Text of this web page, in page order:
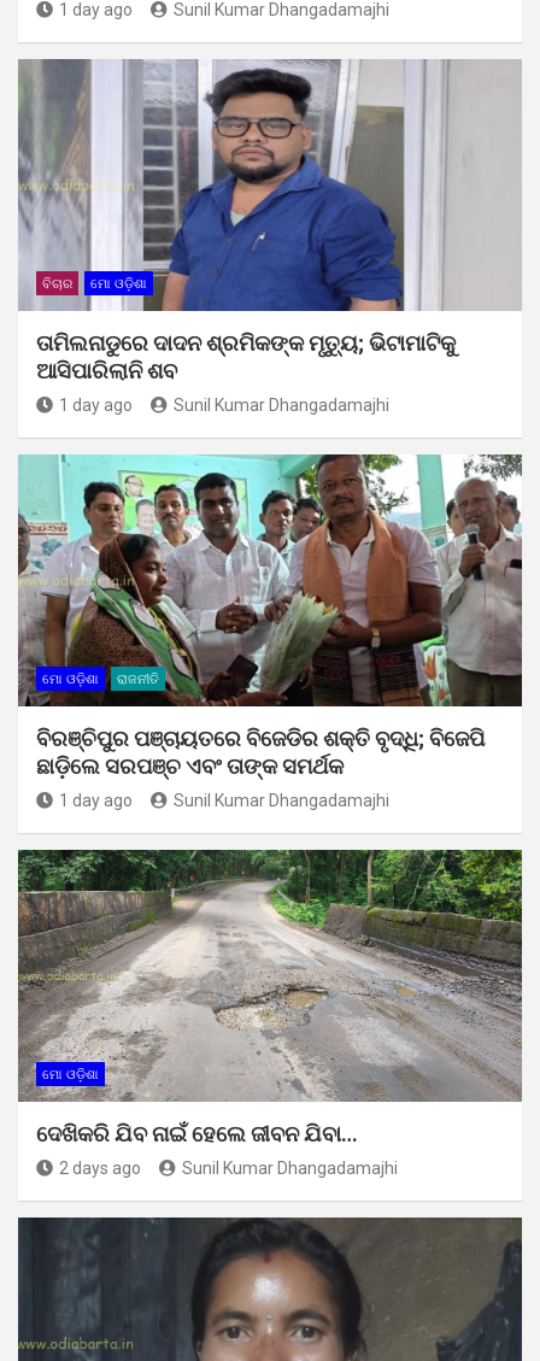
1 day ago Sunil Kumar Dhangadamajhi
ବିଚାର ମୋ ଓଡ଼ିଶା
ତାମିଲନାଡୁରେ ଦାଦନ ଶ୍ରମିକଙ୍କ ମୃତ୍ୟୁ; ଭିଟାମାଟିକୁ
ଆସିପାରିଲାନି ଶବ
1 day ago Sunil Kumar Dhangadamajhi
ମୋ ଓଡ଼ିଶା ରାଜନୀତି
ବିରଞ୍ଚିପୁର ପଞ୍ଚାୟତରେ ବିଜେଡିର ଶକ୍ତି ବୃଦ୍ଧି; ବିଜେପି
ଛାଡ଼ିଲେ ସରପଞ୍ଚ ଏବଂ ତାଙ୍କ ସମର୍ଥକ
1 day ago Sunil Kumar Dhangadamajhi
ମୋ ଓଡ଼ିଶା
ଦେଖିକରି ଯିବ ନାଇଁ ହେଲେ ଜୀବନ ଯିବା…
2 days ago Sunil Kumar Dhangadamajhi